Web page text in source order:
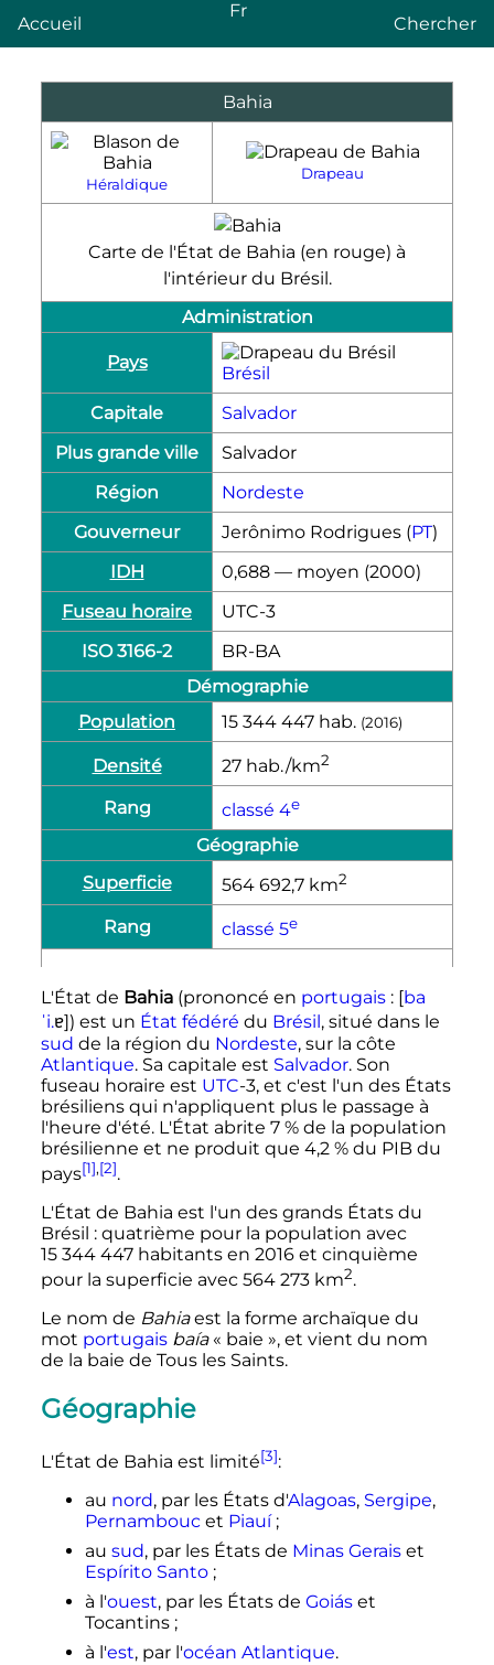
Accueil
Fr
Chercher
Bahia
Héraldique
Drapeau
Carte de l'État de Bahia (en rouge) à
l'intérieur du Brésil.
Administration
Pays
Brésil
Capitale
Salvador
Plus grande ville
Salvador
Région
Nordeste
Gouverneur
Jerônimo Rodrigues (PT)
IDH
0,688 — moyen (2000)
Fuseau horaire
UTC-3
ISO 3166-2
BR-BA
Démographie
Population
15 344 447 hab. (2016)
Densité 27 hab./km2
Rang classé 4e
Géographie
Superficie
564 692,7 km2
Rang classé 5e
L'État de Bahia(prononcé en portugais : [ba
ˈi.ɐ]) est un État fédéré du Brésil, situé dans le
sud de la région du Nordeste, sur la côte
Atlantique. Sa capitale est Salvador. Son
fuseau horaire est UTC-3, et c'est l'un des États
brésiliens qui n'appliquent plus le passage à
l'heure d'été. L'État abrite 7 % de la population
brésilienne et ne produit que 4,2 % du PIB du
pays[1],[2].
L'État de Bahia est l'un des grands États du
Brésil : quatrième pour la population avec
15 344 447 habitantsen 2016 et cinquième
pour la superficie avec 564 273 km2.
Le nom de Bahiaest la forme archaïque du
mot portugais baía« baie », et vient du nom
de la baie de Tous les Saints.
Géographie
L'État de Bahia est limité[3]:
au nord, par les États d'Alagoas, Sergipe,
Pernamboucet Piauí ;
au sud, par les États de Minas Geraiset
Espírito Santo ;
à l'ouest, par les États de Goiáset
Tocantins ;
à l'est, par l'océan Atlantique.